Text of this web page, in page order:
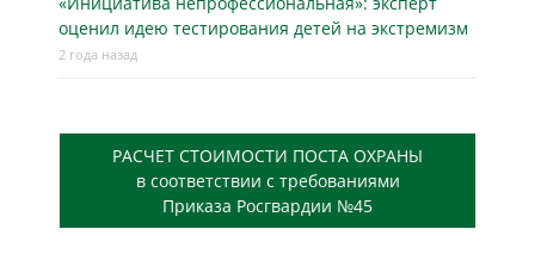
оценил идею тестирования детей на экстремизм
2 года назад
РАСЧЕТ СТОИМОСТИ ПОСТА ОХРАНЫ
в соответствии с требованиями
Приказа Росгвардии №45